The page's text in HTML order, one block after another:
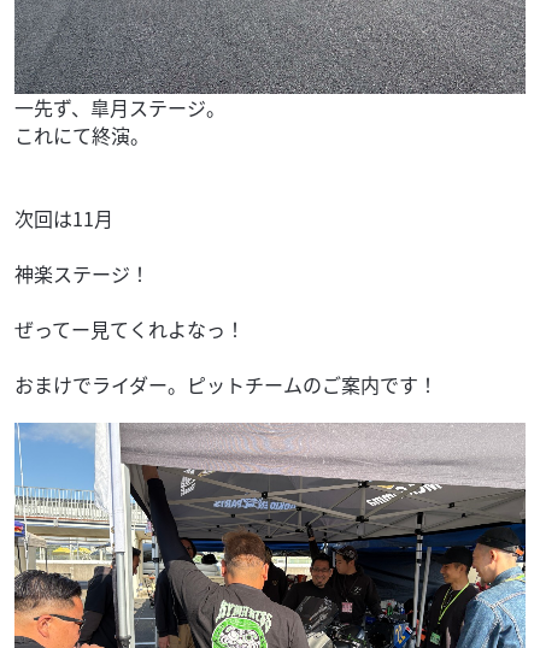
一先ず、皐月ステージ。
これにて終演。
次回は11月
神楽ステージ！
ぜってー見てくれよなっ！
おまけでライダー。ピットチームのご案内です！